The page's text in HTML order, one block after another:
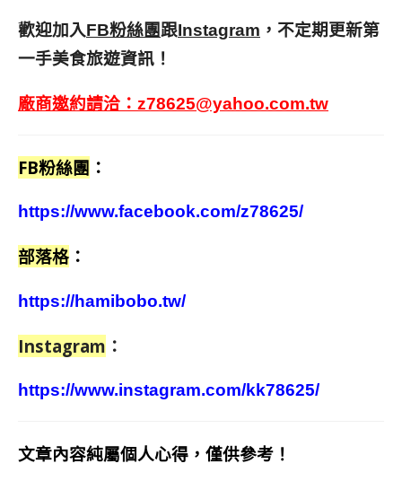
歡迎加入FB粉絲團跟Instagram ，不定期更新第
一手美食旅遊資訊！
廠商邀約請洽： z78625@yahoo.com.tw
FB粉絲團 ：
https://www.facebook.com/z78625/
部落格 ：
https://hamibobo.tw/
Instagram ：
https://www.instagram.com/kk78625/
文章內容純屬個人心得，僅供參考！